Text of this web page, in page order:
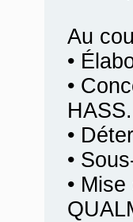
Au
•
•
HASS.
•
•
•